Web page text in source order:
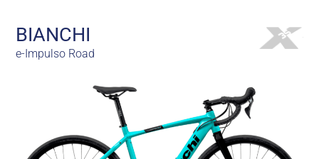
BIANCHI
e-Impulso Road